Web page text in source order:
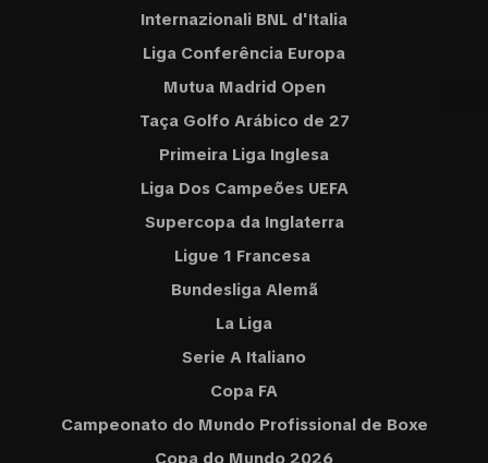
Internazionali BNL d'Italia
Liga Conferência Europa
Mutua Madrid Open
Taça Golfo Arábico de 27
Primeira Liga Inglesa
Liga Dos Campeões UEFA
Supercopa da Inglaterra
Ligue 1 Francesa
Bundesliga Alemã
La Liga
Serie A Italiano
Copa FA
Campeonato do Mundo Profissional de Boxe
Copa do Mundo 2026